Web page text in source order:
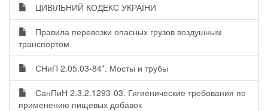
ЦИВІЛЬНИЙ КОДЕКС УКРАЇНИ
Правила перевозки опасных грузов воздушным
транспортом
СНиП 2.05.03-84*. Мосты и трубы
СанПиН 2.3.2.1293-03. Гигиенические требования по
применению пищевых добавок